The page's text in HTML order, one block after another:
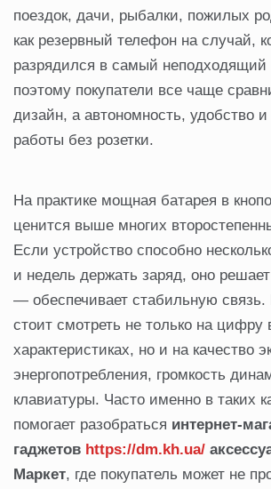
поездок, дачи, рыбалки, пожилых
как резервный телефон на случай,
разрядился в самый
поэтому покупатели все чаще
дизайн, а автономность, удобство
работы без розетки.
На практике мощная батарея в
ценится выше многих
Если устройство способно
и недель держать заряд, оно
— обеспечивает стабильную
стоит смотреть не только на цифру
характеристиках, но и на качество
энергопотребления, громкость
клавиатуры. Часто именно в таких
помогает разобраться интернет-
гаджетов https://dm.kh.ua/
Маркет, где покупатель может не